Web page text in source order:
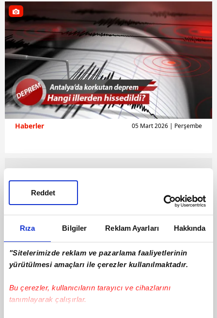
Rıza Bilgiler Reklam Ayarları Hakkında
"Sitelerimizde reklam ve pazarlama faaliyetlerinin
yürütülmesi amaçları ile çerezler kullanılmaktadır.
Bu çerezler, kullanıcıların tarayıcı ve cihazlarını
tanımlayarak çalışırlar.
Reddet
Haberler 05 Mart 2026 | Perşembe